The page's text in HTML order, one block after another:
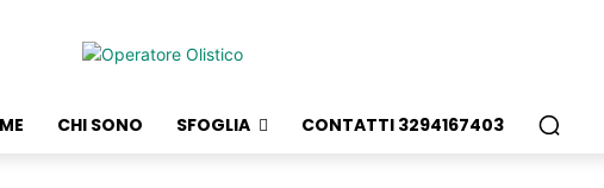
CHI SONO SFOGLIA CONTATTI 3294167403